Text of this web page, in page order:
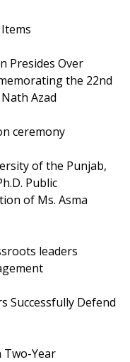
Presides Over
the 22nd
Azad
ceremony
of the Punjab,
Public
of Ms. Asma
leaders
Successfully Defend
Two-Year